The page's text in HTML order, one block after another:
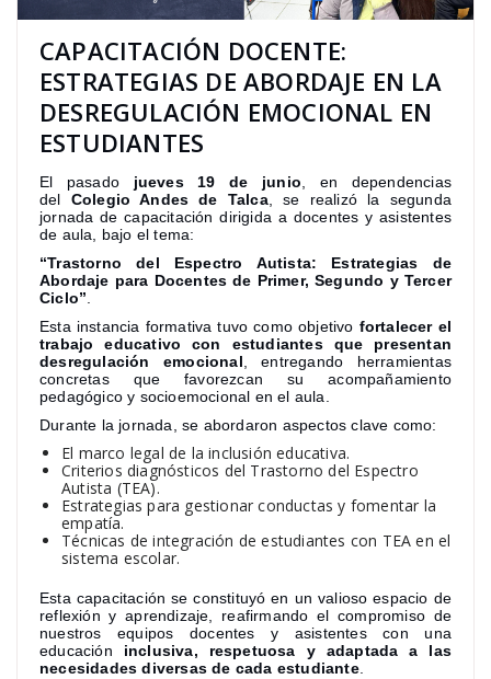
CAPACITACIÓN DOCENTE:
ESTRATEGIAS DE ABORDAJE EN LA
DESREGULACIÓN EMOCIONAL EN
ESTUDIANTES
El pasado jueves 19 de junio, en dependencias
del Colegio Andes de Talca, se realizó la segunda
jornada de capacitación dirigida a docentes y asistentes
de aula, bajo el tema:
“Trastorno del Espectro Autista: Estrategias de
Abordaje para Docentes de Primer, Segundo y Tercer
Ciclo”.
Esta instancia formativa tuvo como objetivo fortalecer el
trabajo educativo con estudiantes que presentan
desregulación emocional, entregando herramientas
concretas que favorezcan su acompañamiento
pedagógico y socioemocional en el aula.
Durante la jornada, se abordaron aspectos clave como:
El marco legal de la inclusión educativa.
Criterios diagnósticos del Trastorno del Espectro
Autista (TEA).
Estrategias para gestionar conductas y fomentar la
empatía.
Técnicas de integración de estudiantes con TEA en el
sistema escolar.
Esta capacitación se constituyó en un valioso espacio de
reflexión y aprendizaje, reafirmando el compromiso de
nuestros equipos docentes y asistentes con una
educación inclusiva, respetuosa y adaptada a las
necesidades diversas de cada estudiante.